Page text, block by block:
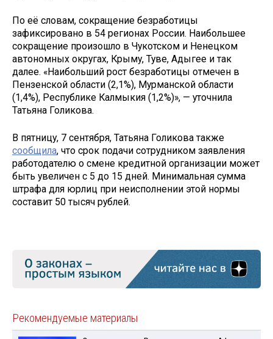
По её словам, сокращение безработицы
зафиксировано в 54 регионах России. Наибольшее
сокращение произошло в Чукотском и Ненецком
автономных округах, Крыму, Туве, Адыгее и так
далее. «Наибольший рост безработицы отмечен в
Пензенской области (2,1%), Мурманской области
(1,4%), Республике Калмыкия (1,2%)», — уточнила
Татьяна Голикова.
В пятницу, 7 сентября, Татьяна Голикова также
сообщила, что срок подачи сотрудником заявления
работодателю о смене кредитной организации может
быть увеличен с 5 до 15 дней. Минимальная сумма
штрафа для юрлиц при неисполнении этой нормы
составит 50 тысяч рублей.
Рекомендуемые материалы